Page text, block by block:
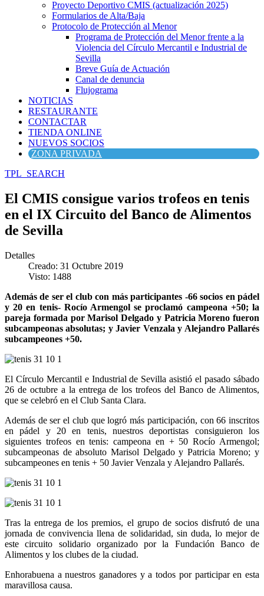
Proyecto Deportivo CMIS (actualización 2025)
Formularios de Alta/Baja
Protocolo de Protección al Menor
Programa de Protección del Menor frente a la
Violencia del Círculo Mercantil e Industrial de
Sevilla
Breve Guía de Actuación
Canal de denuncia
Flujograma
NOTICIAS
RESTAURANTE
CONTACTAR
TIENDA ONLINE
NUEVOS SOCIOS
ZONA PRIVADA
TPL_SEARCH
El CMIS consigue varios trofeos en tenis
en el IX Circuito del Banco de Alimentos
de Sevilla
Detalles
Creado: 31 Octubre 2019
Visto: 1488
Además de ser el club con más participantes -66 socios en pádel
y 20 en tenis- Rocío Armengol se proclamó campeona +50; la
pareja formada por Marisol Delgado y Patricia Moreno fueron
subcampeonas absolutas; y Javier Venzala y Alejandro Pallarés
subcampeones +50.
El Círculo Mercantil e Industrial de Sevilla asistió el pasado sábado
26 de octubre a la entrega de los trofeos del Banco de Alimentos,
que se celebró en el Club Santa Clara.
Además de ser el club que logró más participación, con 66 inscritos
en pádel y 20 en tenis, nuestros deportistas consiguieron los
siguientes trofeos en tenis: campeona en + 50 Rocío Armengol;
subcampeonas de absoluto Marisol Delgado y Patricia Moreno; y
subcampeones en tenis + 50 Javier Venzala y Alejandro Pallarés.
Tras la entrega de los premios, el grupo de socios disfrutó de una
jornada de convivencia llena de solidaridad, sin duda, lo mejor de
este circuito solidario organizado por la Fundación Banco de
Alimentos y los clubes de la ciudad.
Enhorabuena a nuestros ganadores y a todos por participar en esta
maravillosa causa.